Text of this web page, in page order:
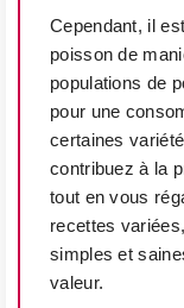
Cependant, il
poisson de
populations de
pour une
certaines
contribuez à la
tout en vous
recettes
simples et
valeur.